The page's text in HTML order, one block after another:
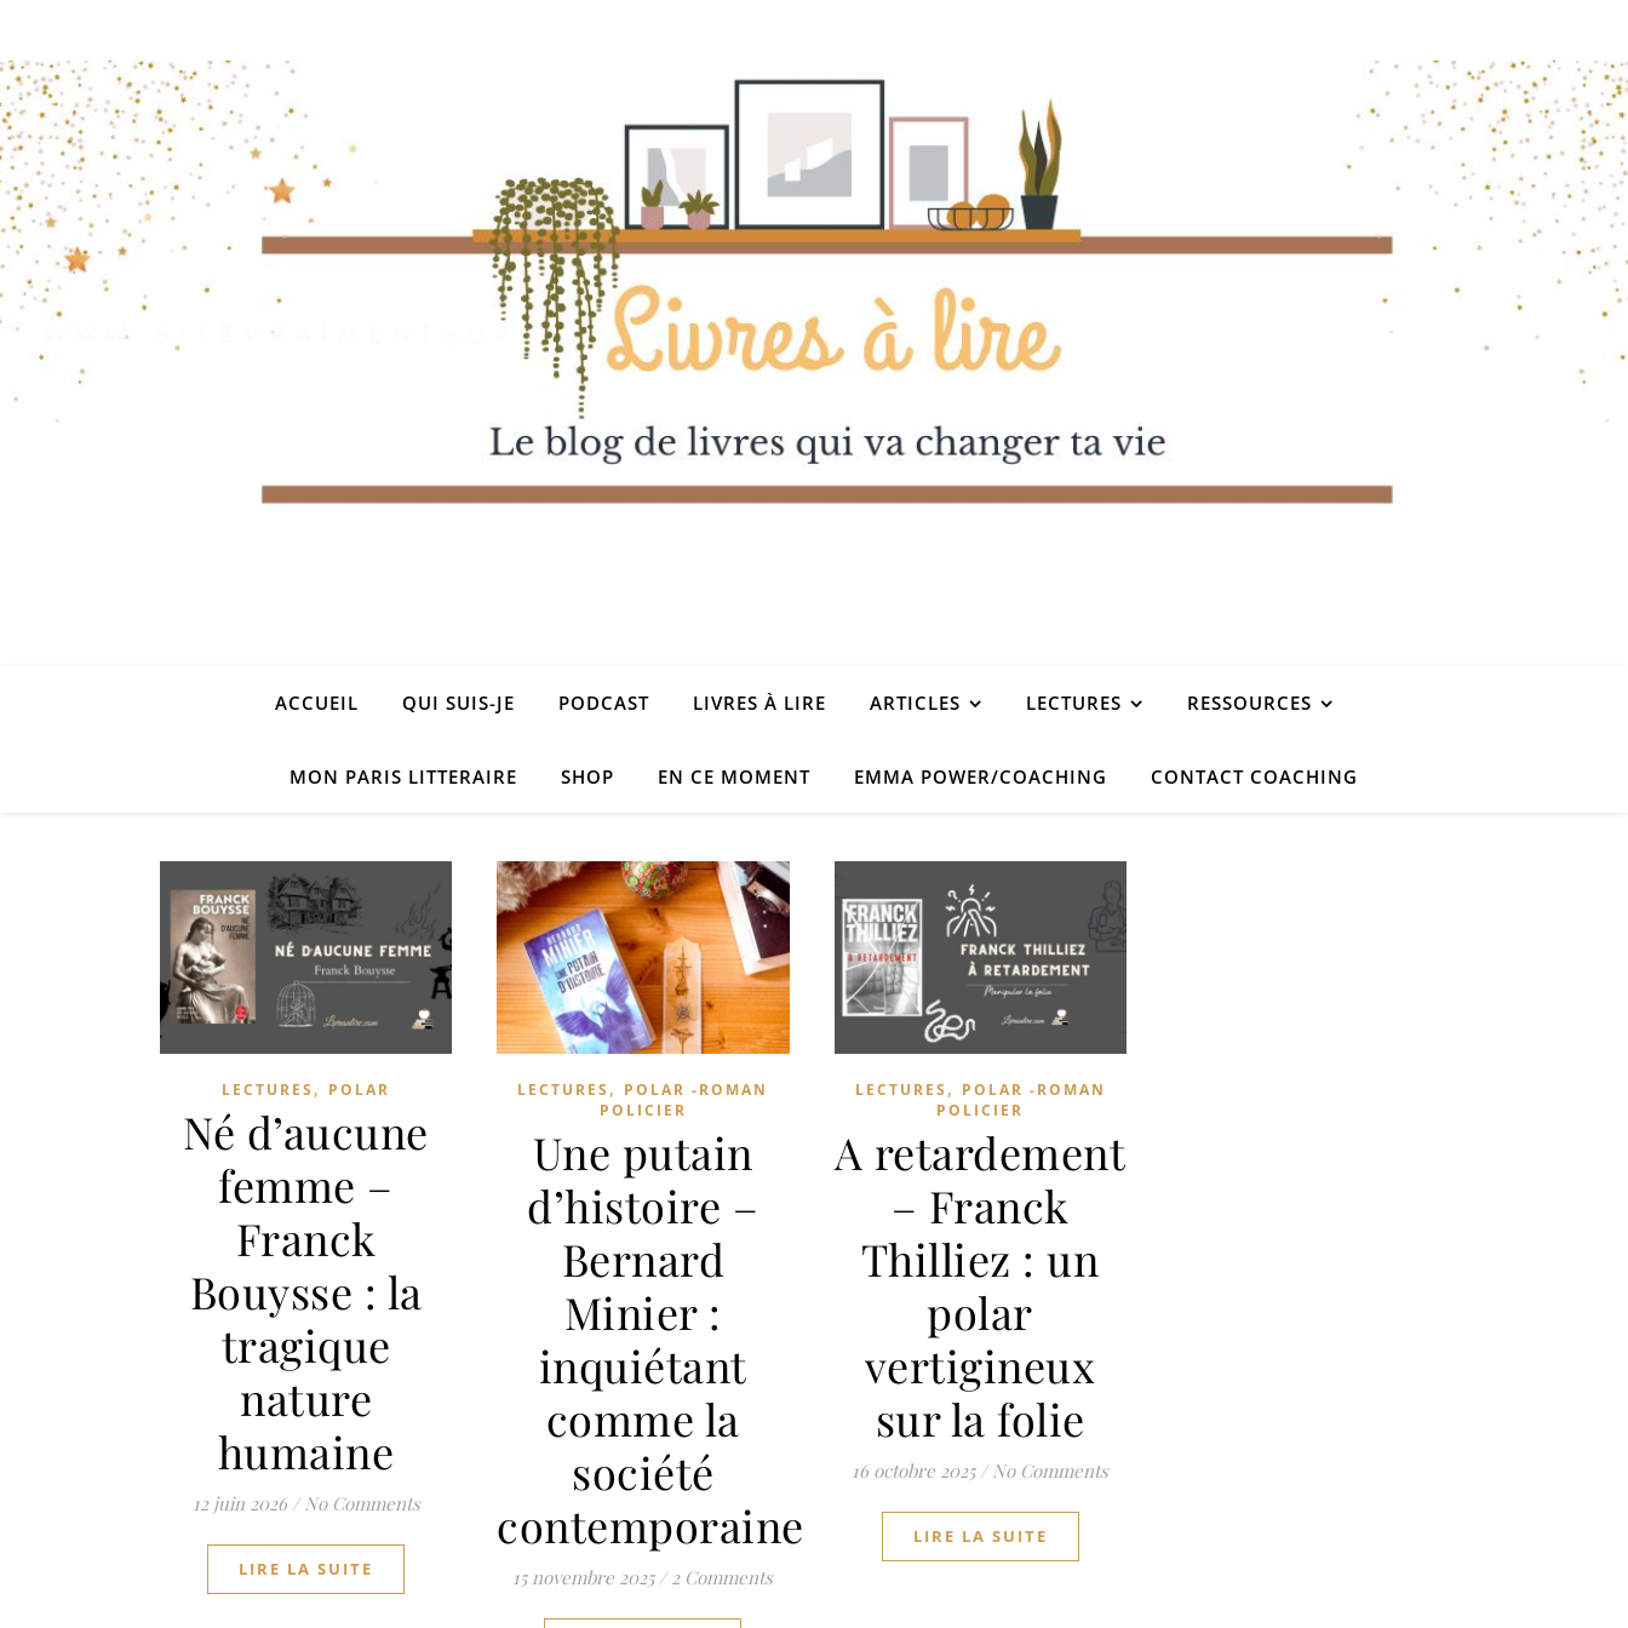
ACCUEIL QUI SUIS-JE PODCAST LIVRES À LIRE ARTICLES LECTURES RESSOURCES
MON PARIS LITTERAIRE SHOP EN CE MOMENT EMMA POWER/COACHING CONTACT COACHING
LECTURES , POLAR
Né d’aucune
femme –
Franck
Bouysse : la
tragique
nature
humaine
12 juin 2026 / No Comments
LIRE LA SUITE
LECTURES , POLAR -ROMAN
POLICIER
Une putain
d’histoire –
Bernard
Minier :
inquiétant
comme la
société
contemporaine
15 novembre 2025 / 2 Comments
LECTURES , POLAR -ROMAN
POLICIER
A retardement
– Franck
Thilliez : un
polar
vertigineux
sur la folie
16 octobre 2025 / No Comments
LIRE LA SUITE